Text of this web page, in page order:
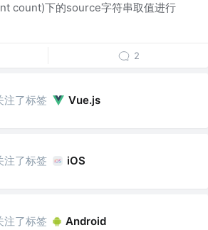
count)下的source字符串取值进行
2
注了标签 Vue.js
注了标签 iOS
注了标签 Android